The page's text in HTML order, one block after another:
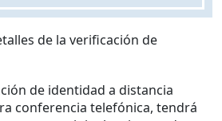
de la verificación de
de identidad a distancia
conferencia telefónica, tendrá